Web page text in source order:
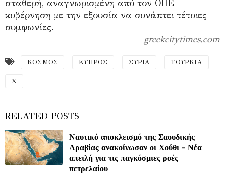
σταθερή, αναγνωρισμένη από τον ΟΗΕ
κυβέρνηση με την εξουσία να συνάπτει τέτοιες
συμφωνίες.
greekcitytimes.com
ΚΟΣΜΟΣ ΚΥΠΡΟΣ ΣΥΡΙΑ ΤΟΥΡΚΙΑ
Χ
Ναυτικό αποκλεισμό της Σαουδικής
Αραβίας ανακοίνωσαν οι Χούθι - Νέα
απειλή για τις παγκόσμιες ροές
πετρελαίου